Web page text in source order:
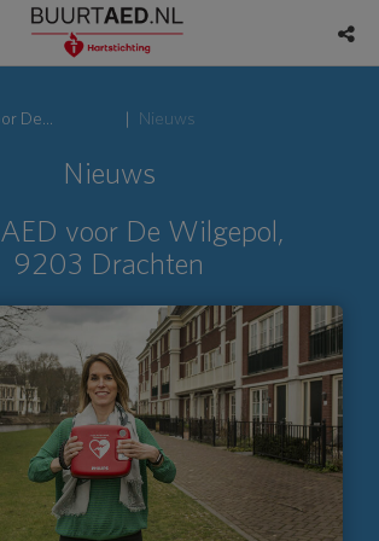
De
Drachten
Nieuws
Nieuws
voor De Wilgepol,
9203 Drachten